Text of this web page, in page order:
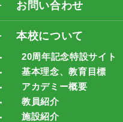
お問い合わせ
本校について
20周年記念特設サイト
基本理念、教育目標
アカデミー概要
教員紹介
施設紹介